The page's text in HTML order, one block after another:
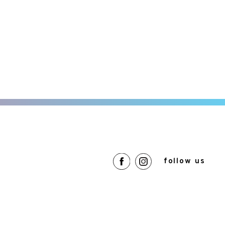
follow us